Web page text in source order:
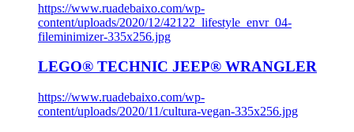
https://www.ruadebaixo.com/wp-
content/uploads/2020/12/42122_lifestyle_envr_04-
fileminimizer-335x256.jpg
LEGO® TECHNIC JEEP® WRANGLER
https://www.ruadebaixo.com/wp-
content/uploads/2020/11/cultura-vegan-335x256.jpg